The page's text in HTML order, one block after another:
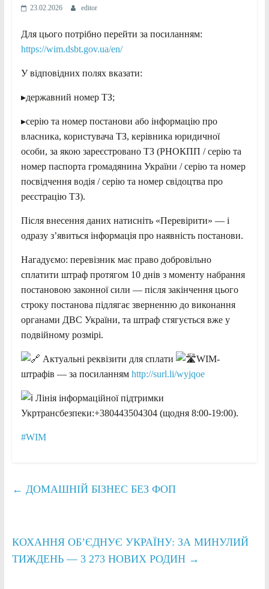
23.02.2026 editor
Для цього потрібно перейти за посиланням:
https://wim.dsbt.gov.ua/en/
У відповідних полях вказати:
▸державний номер ТЗ;
▸серію та номер постанови або інформацію про
власника, користувача ТЗ, керівника юридичної
особи, за якою зареєстровано ТЗ (РНОКПП / серію та
номер паспорта громадянина України / серію та номер
посвідчення водія / серію та номер свідоцтва про
реєстрацію ТЗ).
Після внесення даних натисніть «Перевірити» — і
одразу зʼявиться інформація про наявність постанови.
Нагадуємо: перевізник має право добровільно
сплатити штраф протягом 10 днів з моменту набрання
постановою законної сили — після закінчення цього
строку постанова підлягає зверненню до виконання
органами ДВС України, та штраф стягується вже у
подвійному розмірі.
Актуальні реквізити для сплати
WIM-
штрафів — за посиланням http://surl.li/wyjqoe
Лінія інформаційної підтримки
Укртрансбезпеки:+380443504304 (щодня 8:00-19:00).
#WIM
← ДОМАШНІЙ БІЗНЕС БЕЗ ФОП
КОХАННЯ ОБ’ЄДНУЄ УКРАЇНУ: ЗА МИНУЛИЙ
ТИЖДЕНЬ — 3 273 НОВИХ РОДИН →